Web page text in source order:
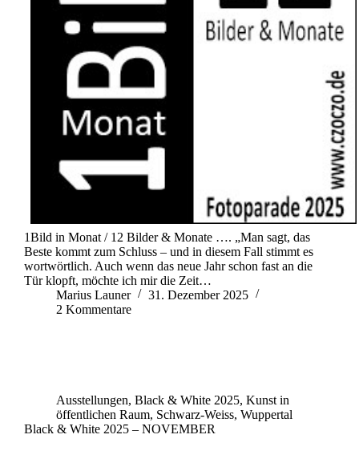
1Bild in Monat / 12 Bilder & Monate …. „Man sagt, das
Beste kommt zum Schluss – und in diesem Fall stimmt es
wortwörtlich. Auch wenn das neue Jahr schon fast an die
Tür klopft, möchte ich mir die Zeit…
Marius Launer
31. Dezember 2025
2 Kommentare
Ausstellungen, Black & White 2025, Kunst in
öffentlichen Raum, Schwarz-Weiss, Wuppertal
Black & White 2025 – NOVEMBER